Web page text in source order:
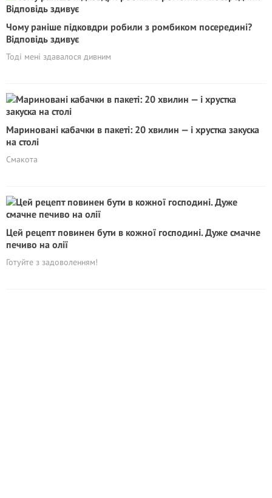
Чому раніше підковдри робили з ромбиком посередині?
Відповідь здивує
Тоді мені здавалося дивним
Мариновані кабачки в пакеті: 20 хвилин — і хрустка закуска
на столі
Смакота
Цей рецепт повинен бути в кожної господині. Дуже смачне
печиво на олії
Готуйте з задоволенням!